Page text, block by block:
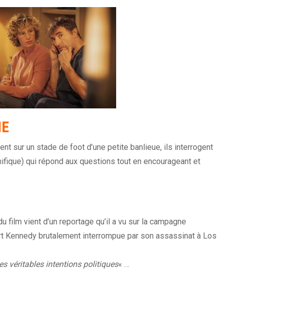
sur un stade de foot d’une petite banlieue, ils interrogent
qui répond aux questions tout en encourageant et
vient d’un reportage qu’il a vu sur la campagne
brutalement interrompue par son assassinat à Los
véritables intentions politiques« …